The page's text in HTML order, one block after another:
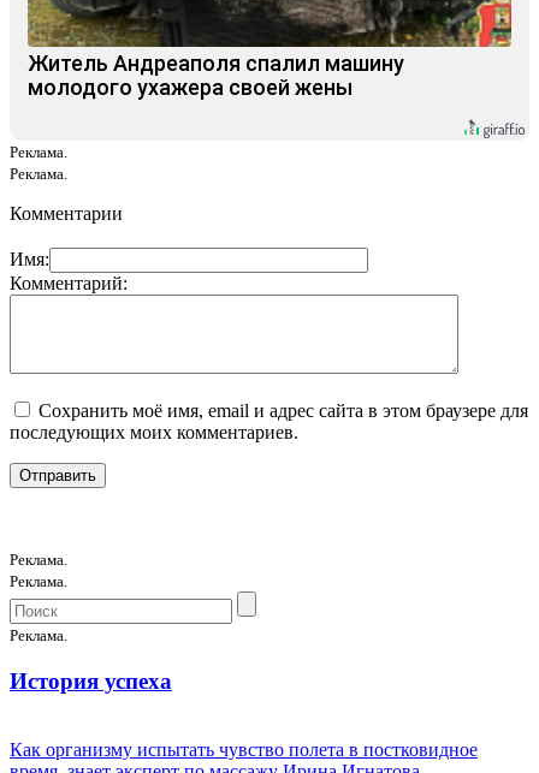
Житель Андреаполя спалил машину
молодого ухажера своей жены
Реклама.
Реклама.
Комментарии
Имя:
Комментарий:
Сохранить моё имя, email и адрес сайта в этом браузере для
последующих моих комментариев.
Реклама.
Реклама.
Реклама.
История успеха
Как организму испытать чувство полета в постковидное